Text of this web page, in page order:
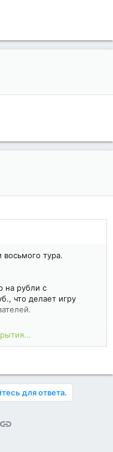
тура.
на рубли с
что делает игру
.
ответивших:
получат вскоре
суперприз - 2 000
для ответа.
почта
Ссылка